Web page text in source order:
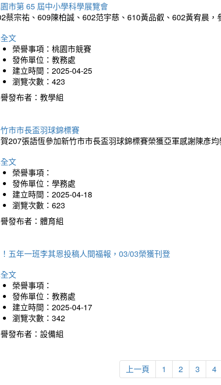
市第 65 屆中小學科學展覽會
蔡宗祐、609陳柏誠、602范宇慈、610黃品叡、602黃宥晨
文
榮譽事項：桃園市競賽
發佈單位：教務處
建立時間：2025-04-25
瀏覽次數：423
發布者：教學組
市市長盃羽球錦標賽
207張語恆參加新竹市市長盃羽球錦標賽榮獲亞軍感謝陳彥
文
榮譽事項：
發佈單位：學務處
建立時間：2025-04-18
瀏覽次數：623
發布者：體育組
五年一班李其恩投稿人間福報，03/03榮獲刊登
文
榮譽事項：
發佈單位：教務處
建立時間：2025-04-17
瀏覽次數：342
發布者：設備組
上一頁 1 2 3 4